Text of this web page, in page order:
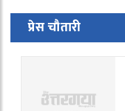
प्रेस चौतारी